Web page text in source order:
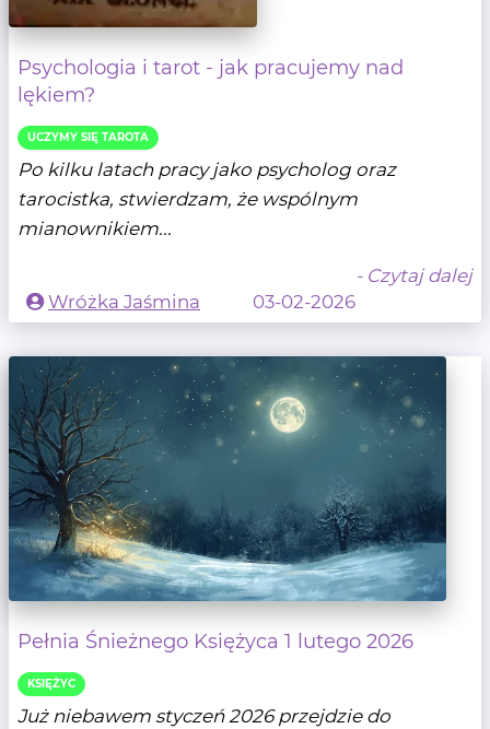
Psychologia i tarot - jak pracujemy nad
lękiem?
UCZYMY SIĘ TAROTA
Po kilku latach pracy jako psycholog oraz
tarocistka, stwierdzam, że wspólnym
mianownikiem...
- Czytaj dalej
Wróżka Jaśmina
03-02-2026
Pełnia Śnieżnego Księżyca 1 lutego 2026
KSIĘŻYC
Już niebawem styczeń 2026 przejdzie do